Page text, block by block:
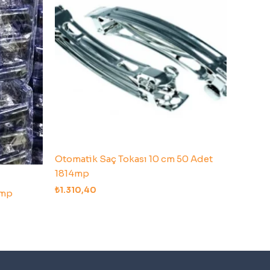
Otomatik Saç Tokası 10 cm 50 Adet
1814mp
₺1.310,40